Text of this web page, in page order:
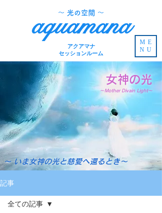
aquamana
​～ 光の空間 ～
アクアマナ
セッションルーム
ME
NU
～Mother Divain Light～
女神の光
～ いま女神の光と慈愛へ還るとき～
記事
全ての記事